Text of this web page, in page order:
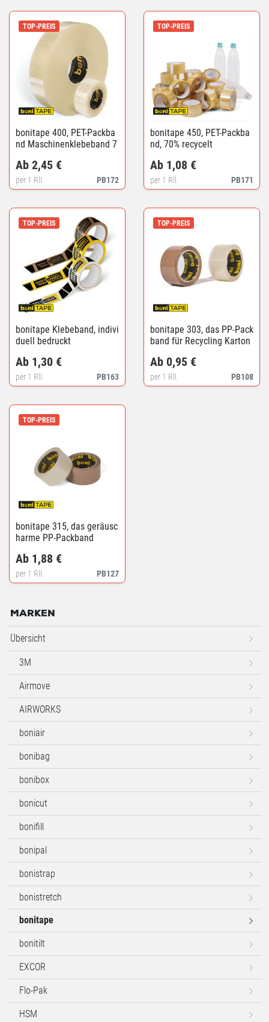
TOP-PREIS
bonitape 400, PET-Packba
nd Maschinenklebeband 7
PB172
Ab 2,45 €
per 1 Rll.
TOP-PREIS
bonitape 450, PET-Packba
nd, 70% recycelt
PB171
Ab 1,08 €
per 1 Rll.
TOP-PREIS
bonitape Klebeband, indivi
duell bedruckt
PB163
Ab 1,30 €
per 1 Rll.
TOP-PREIS
bonitape 303, das PP-Pack
band für Recycling Karton
PB108
Ab 0,95 €
per 1 Rll.
TOP-PREIS
bonitape 315, das geräusc
harme PP-Packband
PB127
Ab 1,88 €
per 1 Rll.
MARKEN
Übersicht
3M
Airmove
AIRWORKS
boniair
bonibag
bonibox
bonicut
bonifill
bonipal
bonistrap
bonistretch
bonitape
bonitilt
EXCOR
Flo-Pak
HSM